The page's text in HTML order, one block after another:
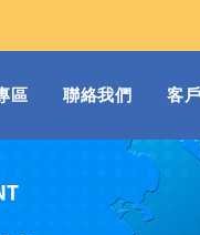
區 聯絡我們 客